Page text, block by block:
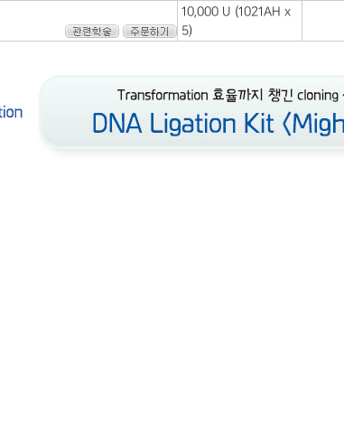
10,000 U (1021AH x
5)